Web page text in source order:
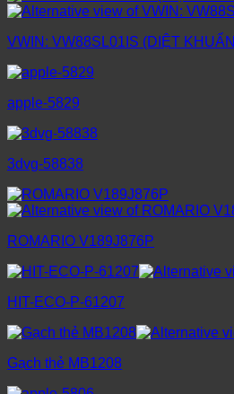
VWIN: VW88SL01IS (DIỆT
apple-5829
3dvg-58838
ROMARIO V189J876P
HIT-ECO-P-61207
Gạch thẻ MB1208